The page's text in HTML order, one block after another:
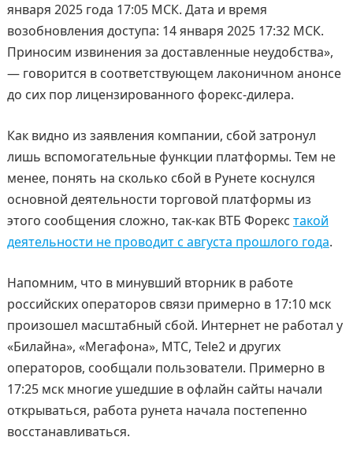
января 2025 года 17:05 МСК. Дата и время
возобновления доступа: 14 января 2025 17:32 МСК.
Приносим извинения за доставленные неудобства»,
— говорится в соответствующем лаконичном анонсе
до сих пор лицензированного форекс-дилера.
Как видно из заявления компании, сбой затронул
лишь вспомогательные функции платформы. Тем не
менее, понять на сколько сбой в Рунете коснулся
основной деятельности торговой платформы из
этого сообщения сложно, так-как ВТБ Форекс такой
деятельности не проводит с августа прошлого года.
Напомним, что в минувший вторник в работе
российских операторов связи примерно в 17:10 мск
произошел масштабный сбой. Интернет не работал у
«Билайна», «Мегафона», МТС, Tele2 и других
операторов, сообщали пользователи. Примерно в
17:25 мск многие ушедшие в офлайн сайты начали
открываться, работа рунета начала постепенно
восстанавливаться.